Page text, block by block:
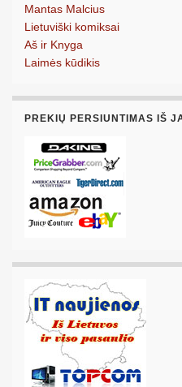
Mantas Malcius
Lietuviški komiksai
Aš ir Knyga
Laimės kūdikis
PREKIŲ PERSIUNTIMAS IŠ